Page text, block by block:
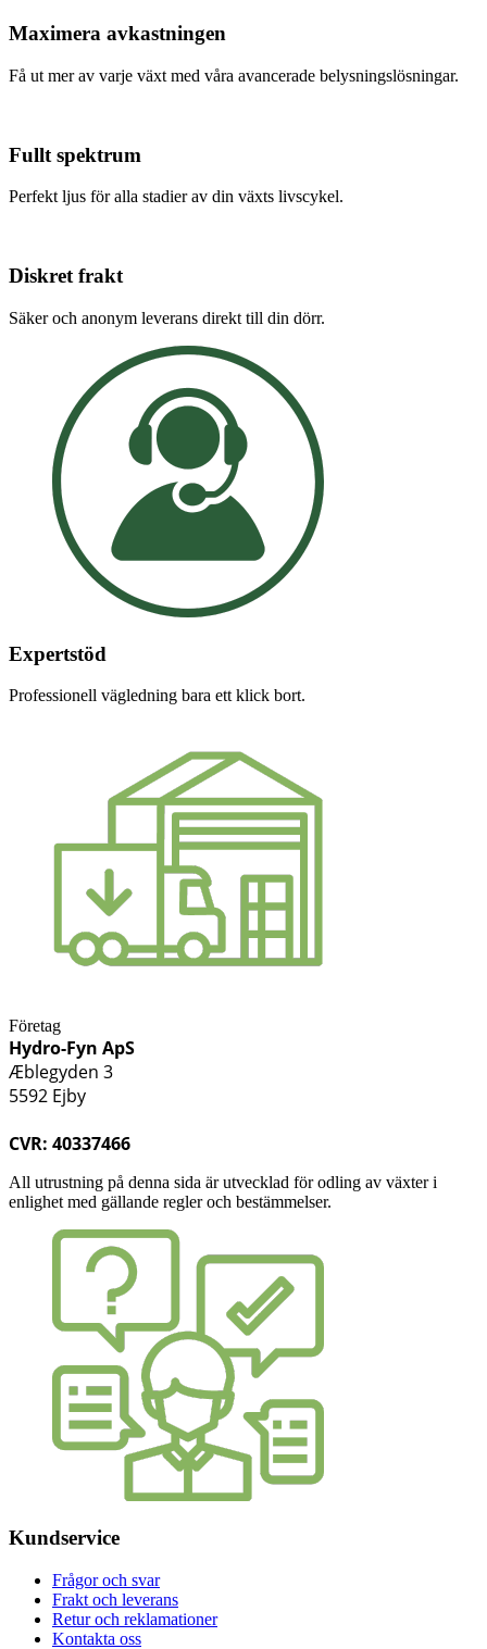
Maximera avkastningen
Få ut mer av varje växt med våra avancerade belysningslösningar.
Fullt spektrum
Perfekt ljus för alla stadier av din växts livscykel.
Diskret frakt
Säker och anonym leverans direkt till din dörr.
Expertstöd
Professionell vägledning bara ett klick bort.
Företag
Hydro-Fyn ApS
Æblegyden 3
5592 Ejby
CVR: 40337466
All utrustning på denna sida är utvecklad för odling av växter i
enlighet med gällande regler och bestämmelser.
Kundservice
Frågor och svar
Frakt och leverans
Retur och reklamationer
Kontakta oss